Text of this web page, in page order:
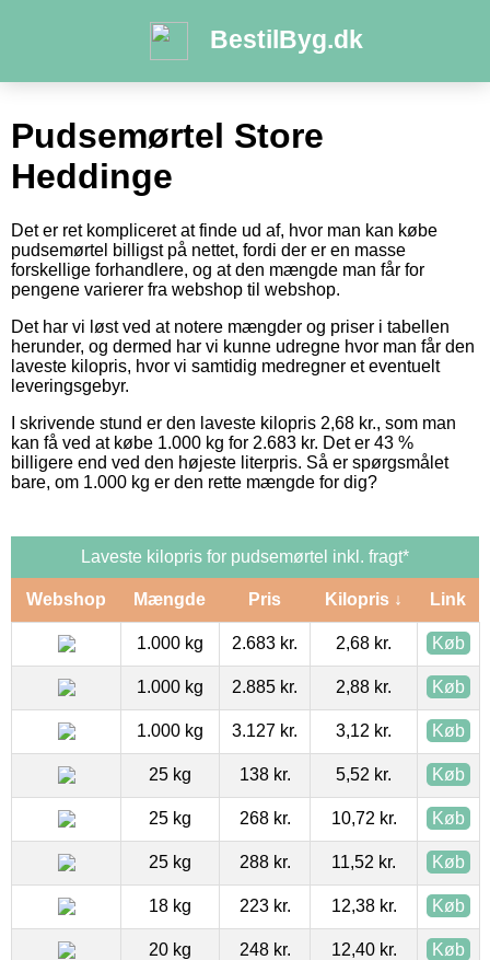
BestilByg.dk
Pudsemørtel Store
Heddinge
Det er ret kompliceret at finde ud af, hvor man kan købe
pudsemørtel billigst på nettet, fordi der er en masse
forskellige forhandlere, og at den mængde man får for
pengene varierer fra webshop til webshop.
Det har vi løst ved at notere mængder og priser i tabellen
herunder, og dermed har vi kunne udregne hvor man får den
laveste kilopris, hvor vi samtidig medregner et eventuelt
leveringsgebyr.
I skrivende stund er den laveste kilopris 2,68 kr., som man
kan få ved at købe 1.000 kg for 2.683 kr. Det er 43 %
billigere end ved den højeste literpris. Så er spørgsmålet
bare, om 1.000 kg er den rette mængde for dig?
Laveste kilopris for pudsemørtel inkl. fragt*
Webshop Mængde Pris Kilopris ↓ Link
1.000 kg 2.683 kr. 2,68 kr. Køb
1.000 kg 2.885 kr. 2,88 kr. Køb
1.000 kg 3.127 kr. 3,12 kr. Køb
25 kg 138 kr. 5,52 kr. Køb
25 kg 268 kr. 10,72 kr. Køb
25 kg 288 kr. 11,52 kr. Køb
18 kg 223 kr. 12,38 kr. Køb
20 kg 248 kr. 12,40 kr. Køb